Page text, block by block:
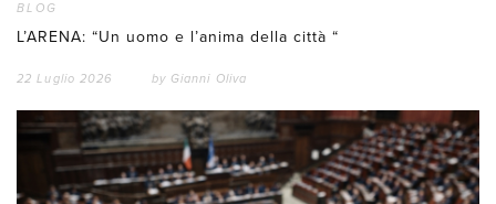
BLOG
L’ARENA: “Un uomo e l’anima della città “
22 Luglio 2026 by Gianni Oliva